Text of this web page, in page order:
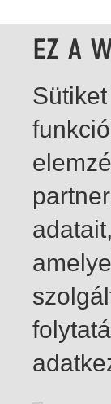
1-13 / összesen